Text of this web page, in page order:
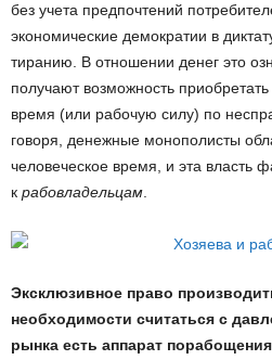
без учета предпочтений
экономические демократии в
тиранию. В отношении денег это
получают возможность
время (или рабочую силу) по
говоря, денежные монополисты
человеческое время, и эта власть
к рабовладельцам
Эксклюзивное право
необходимости считаться с
рынка есть аппарат